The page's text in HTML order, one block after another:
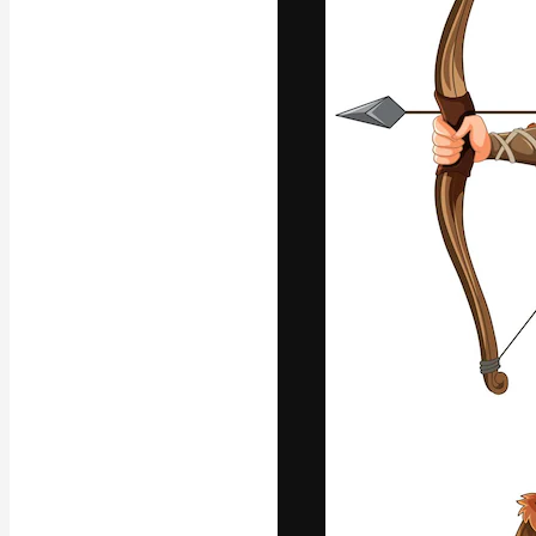
La plateforme
vos meilleurs
d’abonnés :
studios.
Français
Copyright ©